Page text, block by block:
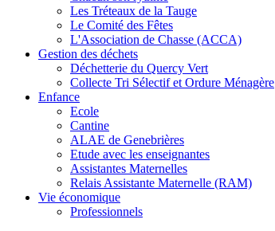
Les Tréteaux de la Tauge
Le Comité des Fêtes
L'Association de Chasse (ACCA)
Gestion des déchets
Déchetterie du Quercy Vert
Collecte Tri Sélectif et Ordure Ménagère
Enfance
Ecole
Cantine
ALAE de Genebrières
Etude avec les enseignantes
Assistantes Maternelles
Relais Assistante Maternelle (RAM)
Vie économique
Professionnels